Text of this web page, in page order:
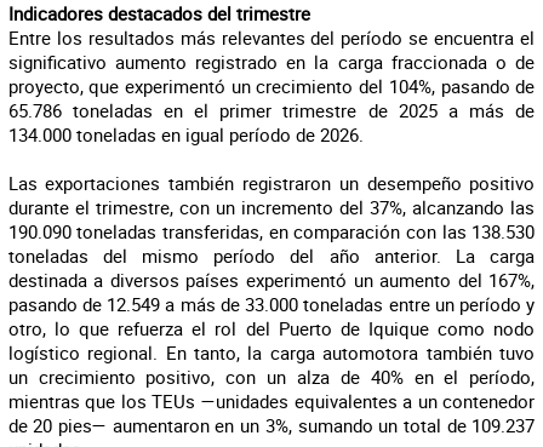
Indicadores destacados del trimestre
Entre los resultados más relevantes del período se encuentra el
significativo aumento registrado en la carga fraccionada o de
proyecto, que experimentó un crecimiento del 104%, pasando de
65.786 toneladas en el primer trimestre de 2025 a más de
134.000 toneladas en igual período de 2026.
Las exportaciones también registraron un desempeño positivo
durante el trimestre, con un incremento del 37%, alcanzando las
190.090 toneladas transferidas, en comparación con las 138.530
toneladas del mismo período del año anterior. La carga
destinada a diversos países experimentó un aumento del 167%,
pasando de 12.549 a más de 33.000 toneladas entre un período y
otro, lo que refuerza el rol del Puerto de Iquique como nodo
logístico regional. En tanto, la carga automotora también tuvo
un crecimiento positivo, con un alza de 40% en el período,
mientras que los TEUs —unidades equivalentes a un contenedor
de 20 pies— aumentaron en un 3%, sumando un total de 109.237